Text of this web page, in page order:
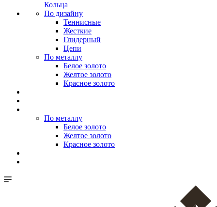
Кольца
По дизайну
Теннисные
Жесткие
Глидерный
Цепи
По металлу
Белое золото
Желтое золото
Красное золото
По металлу
Белое золото
Желтое золото
Красное золото